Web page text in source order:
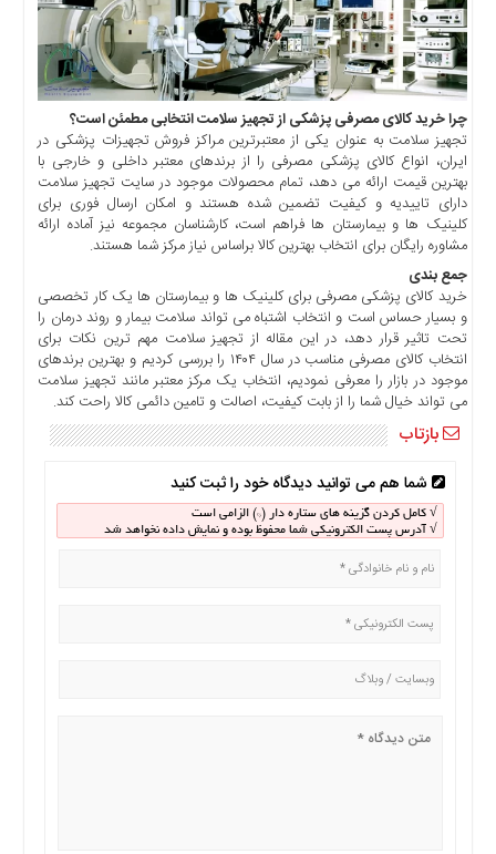
چرا خرید کالای مصرفی پزشکی از تجهیز سلامت انتخابی مطمئن است؟
تجهیز سلامت به عنوان یکی از معتبرترین مراکز فروش تجهیزات پزشکی در
ایران، انواع کالای پزشکی مصرفی را از برندهای معتبر داخلی و خارجی با
بهترین قیمت ارائه می دهد، تمام محصولات موجود در سایت تجهیز سلامت
دارای تاییدیه و کیفیت تضمین شده هستند و امکان ارسال فوری برای
کلینیک ها و بیمارستان ها فراهم است، کارشناسان مجموعه نیز آماده ارائه
مشاوره رایگان برای انتخاب بهترین کالا براساس نیاز مرکز شما هستند.
جمع بندی
خرید کالای پزشکی مصرفی برای کلینیک ها و بیمارستان ها یک کار تخصصی
و بسیار حساس است و انتخاب اشتباه می تواند سلامت بیمار و روند درمان را
تحت تاثیر قرار دهد، در این مقاله از تجهیز سلامت مهم ترین نکات برای
انتخاب کالای مصرفی مناسب در سال ۱۴۰۴ را بررسی کردیم و بهترین برندهای
موجود در بازار را معرفی نمودیم، انتخاب یک مرکز معتبر مانند تجهیز سلامت
می تواند خیال شما را از بابت کیفیت، اصالت و تامین دائمی کالا راحت کند.
بازتاب
شما هم می توانید دیدگاه خود را ثبت کنید
√ کامل کردن گزینه های ستاره دار (*) الزامی است
√ آدرس پست الکترونیکی شما محفوظ بوده و نمایش داده نخواهد شد